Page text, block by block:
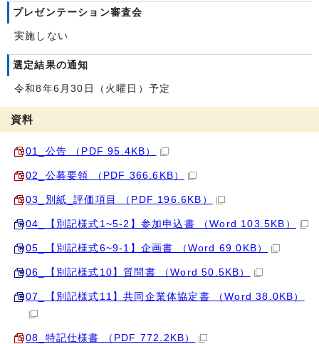
プレゼンテーション審査会
実施しない
選定結果の通知
令和8年6月30日（火曜日）予定
資料
01_公告 （PDF 95.4KB）
02_公募要領 （PDF 366.6KB）
03_別紙_評価項目 （PDF 196.6KB）
04_【別記様式1~5‐2】参加申込書 （Word 103.5KB）
05_【別記様式6~9‐1】企画書 （Word 69.0KB）
06_【別記様式10】質問書 （Word 50.5KB）
07_【別記様式11】共同企業体協定書 （Word 38.0KB）
08_特記仕様書 （PDF 772.2KB）